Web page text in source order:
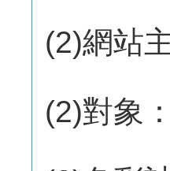
(2)網站
(2)對象